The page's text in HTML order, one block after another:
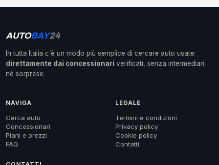
AUTOBAY24
In tutta Italia c'è un modo più semplice di cercare auto usate:
direttamente dai concessionari verificati, senza intermediari
né sorprese.
NAVIGA
Cerca auto
Concessionari
Piani e prezzi
FAQ
LEGALE
Termini e condizioni
Privacy policy
Cookie policy
Contatti